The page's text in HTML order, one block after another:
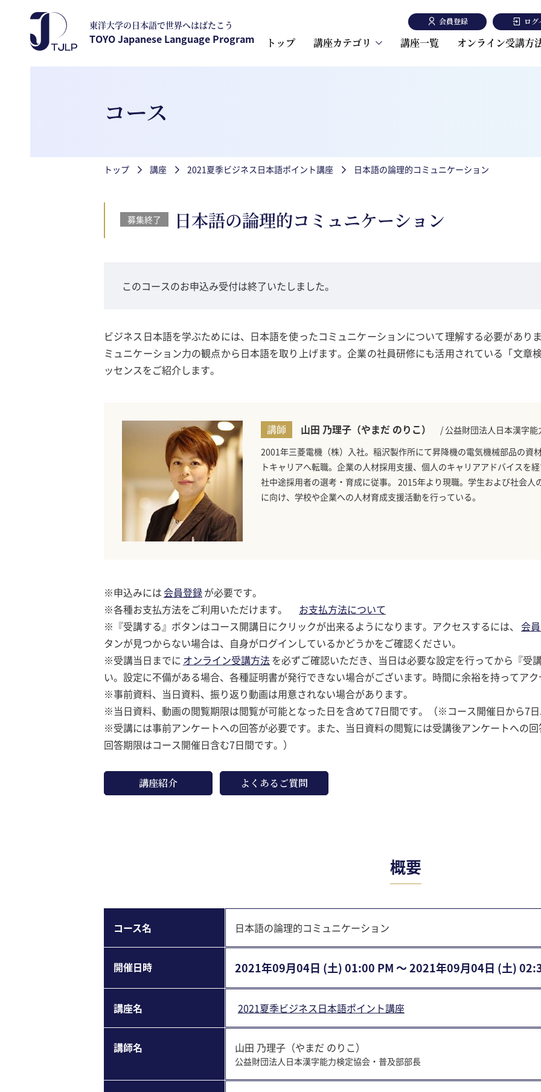
東洋大学の日本語で世界へはばたこう
TOYO Japanese Language Program トップ
講座カテゴリ
講座一覧 オンライン受講方
会員登録 ログ
コース
パンくず
トップ 講座 2021夏季ビジネス日本語ポイント講座 日本語の論理的コミュニケーション
募集終了 日本語の論理的コミュニケーション
このコースのお申込み受付は終了いたしました。
ビジネス日本語を学ぶためには、日本語を使ったコミュニケーションについて理解する必要があり
ミュニケーション力の観点から日本語を取り上げます。企業の社員研修にも活用されている「文章
ッセンスをご紹介します。
講師 山田 乃理子（やまだ のりこ）
/ 公益財団法人日本漢字
2001年三菱電機（株）入社。稲沢製作所にて昇降機の電気機械部品の資
トキャリアへ転職。企業の人材採用支援、個人のキャリアアドバイスを
社中途採用者の選考・育成に従事。 2015年より現職。学生および社会人
に向け、学校や企業への人材育成支援活動を行っている。
※申込みには会員登録が必要です。
※各種お支払方法をご利用いただけます。
お支払方法について
※『受講する』ボタンはコース開講日にクリックが出来るようになります。アクセスするには、 会
タンが見つからない場合は、自身がログインしているかどうかをご確認ください。
※受講当日までに オンライン受講方法を必ずご確認いただき、当日は必要な設定を行ってから『受
い。設定に不備がある場合、各種証明書が発行できない場合がございます。時間に余裕を持ってア
※事前資料、当日資料、振り返り動画は用意されない場合があります。
※当日資料、動画の閲覧期限は閲覧が可能となった日を含めて7日間です。（※コース開催日から7
※受講には事前アンケートへの回答が必要です。また、当日資料の閲覧には受講後アンケートへの
回答期限はコース開催日含む7日間です。）
講座紹介 よくあるご質問
概要
コース名 日本語の論理的コミュニケーション
開催⽇時 2021年09⽉04⽇ (土) 01:00 PM 〜 2021年09⽉04⽇ (土)
講座名 2021夏季ビジネス日本語ポイント講座
講師名 山田 乃理子（やまだ のりこ）
公益財団法人日本漢字能力検定協会・普及部部長